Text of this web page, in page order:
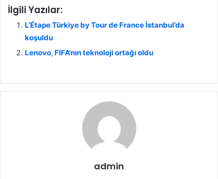
İlgili Yazılar:
L’Étape Türkiye by Tour de France İstanbul’da
koşuldu
Lenovo, FIFA’nın teknoloji ortağı oldu
admin